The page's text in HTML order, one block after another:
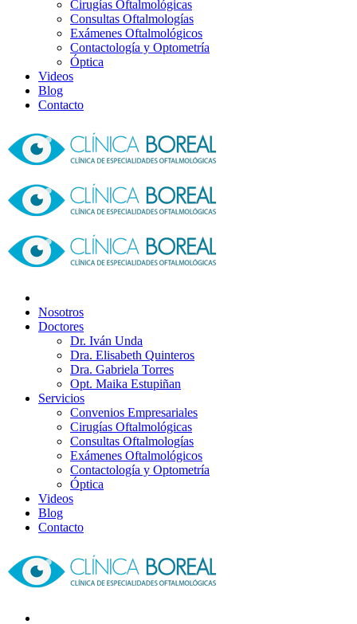
Cirugías Oftalmológicas
Consultas Oftalmologías
Exámenes Oftalmológicos
Contactología y Optometría
Óptica
Videos
Blog
Contacto
Nosotros
Doctores
Dr. Iván Unda
Dra. Elisabeth Quinteros
Dra. Gabriela Torres
Opt. Maika Estupiñan
Servicios
Convenios Empresariales
Cirugías Oftalmológicas
Consultas Oftalmologías
Exámenes Oftalmológicos
Contactología y Optometría
Óptica
Videos
Blog
Contacto